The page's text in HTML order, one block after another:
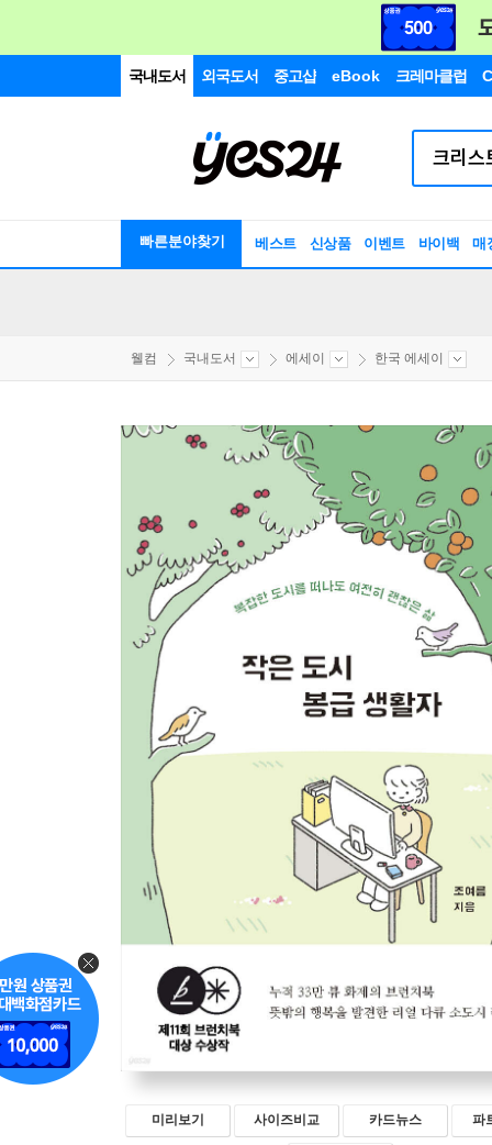
국내도서 외국도서 중고샵 eBook 크레마클럽
빠른분야찾기 베스트 신상품 이벤트 바이백 매
웰컴 국내도서 에세이 한국 에세이
미리보기 사이즈비교 카드뉴스 파